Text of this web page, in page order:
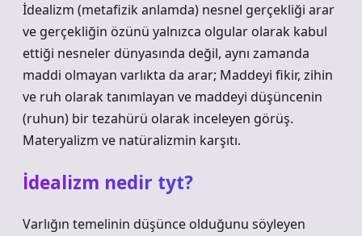
İdealizm (metafizik anlamda) nesnel gerçekliği arar
ve gerçekliğin özünü yalnızca olgular olarak kabul
ettiği nesneler dünyasında değil, aynı zamanda
maddi olmayan varlıkta da arar; Maddeyi fikir, zihin
ve ruh olarak tanımlayan ve maddeyi düşüncenin
(ruhun) bir tezahürü olarak inceleyen görüş.
Materyalizm ve natüralizmin karşıtı.
İdealizm nedir tyt?
Varlığın temelinin düşünce olduğunu söyleyen